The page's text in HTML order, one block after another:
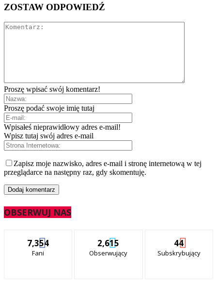
ZOSTAW ODPOWIEDŹ
Proszę wpisać swój komentarz!
Proszę podać swoje imię tutaj
Wpisałeś nieprawidłowy adres e-mail!
Wpisz tutaj swój adres e-mail
Zapisz moje nazwisko, adres e-mail i stronę internetową w tej
przeglądarce na następny raz, gdy skomentuję.
OBSERWUJ NAS
7,354
Fani
2,615
Obserwujący
44
Subskrybujący